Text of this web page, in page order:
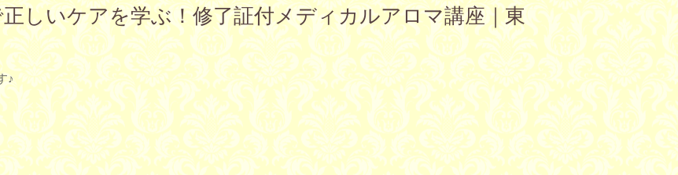
しいケアを学ぶ！修了証付メディカルアロマ講座｜東
♪